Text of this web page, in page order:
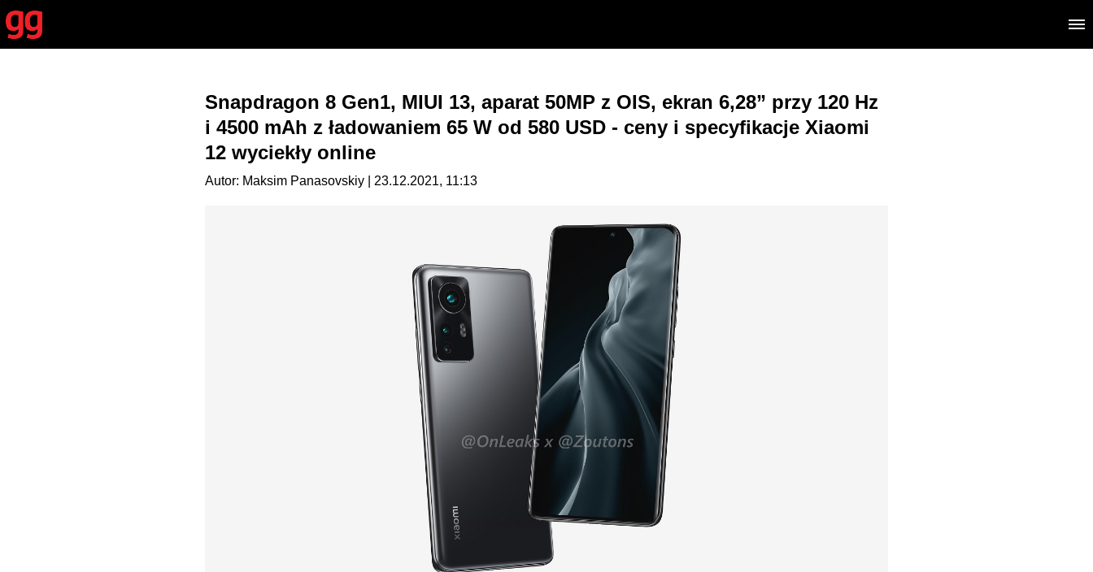
Snapdragon 8 Gen1, MIUI 13, aparat 50MP z OIS, ekran 6,28” przy 120 Hz
i 4500 mAh z ładowaniem 65 W od 580 USD - ceny i specyfikacje Xiaomi
12 wyciekły online
Autor: Maksim Panasovskiy | 23.12.2021, 11:13